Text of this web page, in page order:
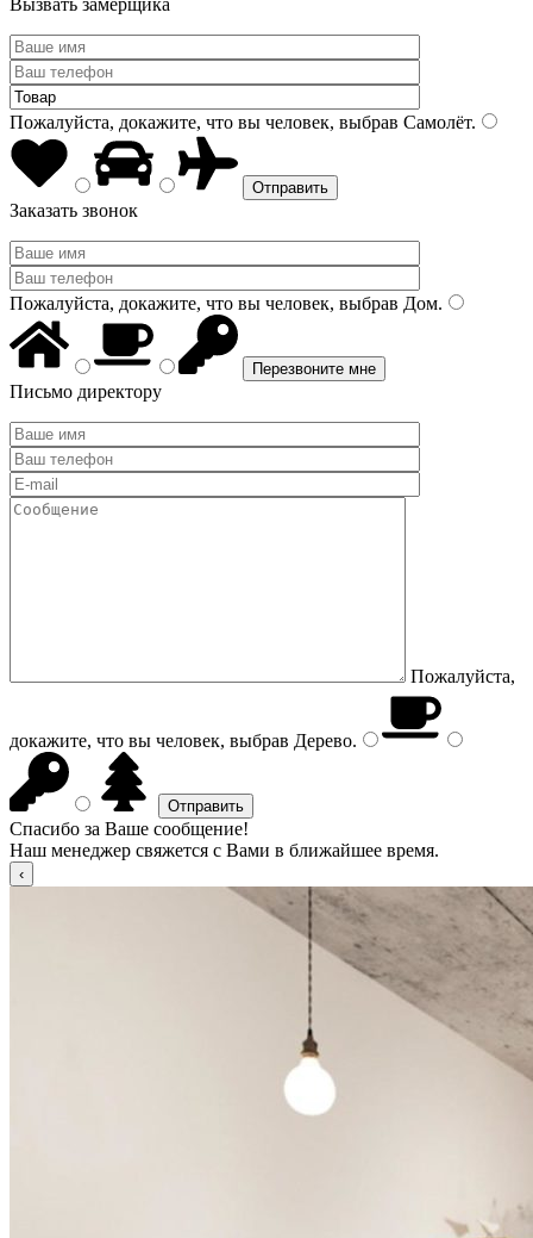
Вызвать замерщика
Пожалуйста, докажите, что вы человек, выбрав Самолёт.
Заказать звонок
Пожалуйста, докажите, что вы человек, выбрав Дом.
Письмо директору
Пожалуйста,
докажите, что вы человек, выбрав Дерево.
Спасибо за Ваше сообщение!
Наш менеджер свяжется с Вами в ближайшее время.